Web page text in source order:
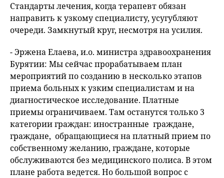
Стандарты лечения, когда терапевт обязан
направить к узкому специалисту, усугубляют
очереди. Замкнутый круг, несмотря на усилия.
- Эржена Елаева, и.о. министра здравоохранения
Бурятии: Мы сейчас прорабатываем план
мероприятий по созданию в несколько этапов
приема больных к узким специалистам и на
диагностическое исследование. Платные
приемы ограничиваем. Там останутся только 3
категории граждан: иностранные граждане,
граждане, обращающиеся на платный прием по
собственному желанию, граждане, которые
обслуживаются без медицинского полиса. В этом
плане работа ведется. Но большой вопрос с